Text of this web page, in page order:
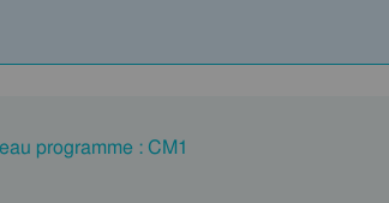
programme : CM1